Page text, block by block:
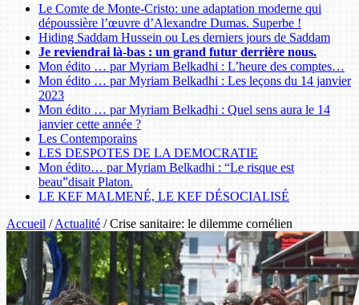
Le Comte de Monte-Cristo: une adaptation moderne qui
dépoussière l’œuvre d’Alexandre Dumas. Superbe !
Hiding Saddam Hussein ou Les derniers jours de Saddam
Je reviendrai là-bas : un grand futur derrière nous.
Mon édito … par Myriam Belkadhi : L’heure des comptes…
Mon édito … par Myriam Belkadhi : Les leçons du 14 janvier
2023
Mon édito … par Myriam Belkadhi : Quel sens aura le 14
janvier cette année ?
Les Contemporains
LES DESPOTES DE LA DEMOCRATIE
Mon édito… par Myriam Belkadhi : “Le risque est
beau”disait Platon.
LE KEF MALMENÉ, LE KEF DÉSOCIALISÉ
Accueil / Actualité / Crise sanitaire: le dilemme cornélien